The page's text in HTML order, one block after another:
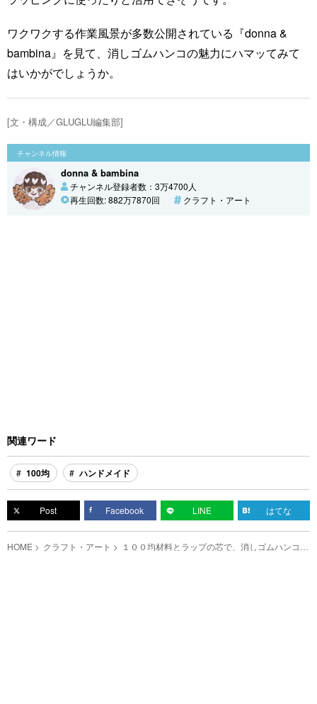
ワクワクする作業風景が多数公開されている『donna &
bambina』を見て、消しゴムハンコの魅力にハマッてみて
はいかがでしょうか。
[文・構成／GLUGLU編集部]
チャンネル情報
donna & bambina
チャンネル登録者数：3万4700人
再生回数: 882万7870回
クラフト・アート
関連ワード
100均 ハンドメイド
Post Facebook LINE はてな
HOME クラフト・アート １００均材料とラップの芯で、消しゴムハンコに
ぴったりな小さな箱を作ろう！